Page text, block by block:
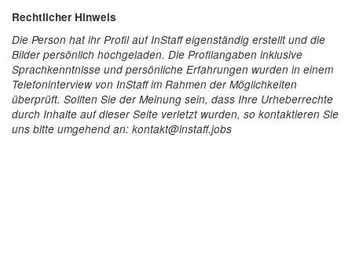
Rechtlicher Hinweis
Die Person hat ihr Profil auf InStaff eigenständig erstellt und die
Bilder persönlich hochgeladen. Die Profilangaben inklusive
Sprachkenntnisse und persönliche Erfahrungen wurden in einem
Telefoninterview von InStaff im Rahmen der Möglichkeiten
überprüft. Sollten Sie der Meinung sein, dass Ihre Urheberrechte
durch Inhalte auf dieser Seite verletzt wurden, so kontaktieren Sie
uns bitte umgehend an: kontakt@instaff.jobs